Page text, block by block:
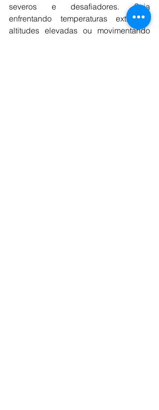
severos e desafiadores. Seja
enfrentando temperaturas extremas,
altitudes elevadas ou movimentando